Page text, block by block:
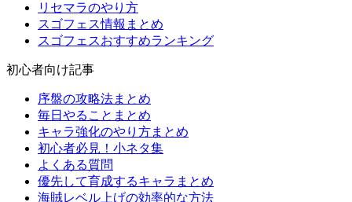
リセマラのやり方
スゴフェス情報まとめ
スゴフェスおすすめランキング
初心者向け記事
序盤の攻略法まとめ
毎日やることまとめ
キャラ強化のやり方まとめ
初心者必見！小ネタ集
よくある質問
優先して育成するキャラまとめ
海賊レベル上げの効率的な方法